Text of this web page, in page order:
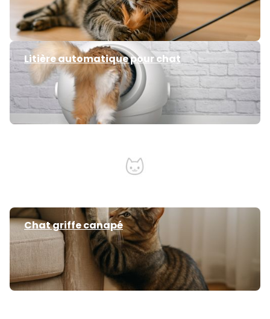
Litière automatique pour chat
Chat griffe canapé